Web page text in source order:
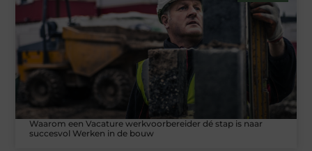
Waarom een Vacature werkvoorbereider dé stap is naar
succesvol Werken in de bouw